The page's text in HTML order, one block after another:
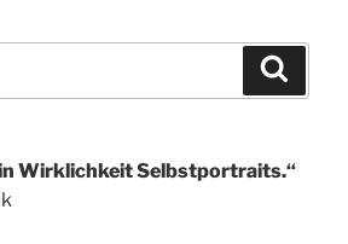
Wirklichkeit Selbstportraits.“